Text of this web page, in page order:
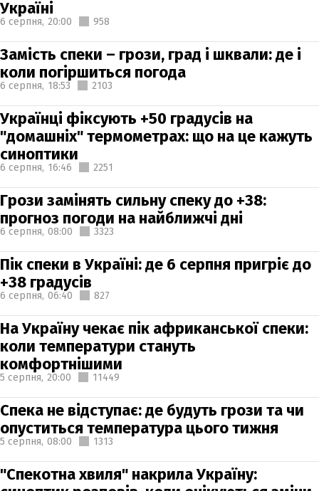
Україні
6 серпня, 20:00 958
Замість спеки – грози, град і шквали: де і
коли погіршиться погода
6 серпня, 18:53 2103
Українці фіксують +50 градусів на
"домашніх" термометрах: що на це кажуть
синоптики
6 серпня, 16:46 2251
Грози замінять сильну спеку до +38:
прогноз погоди на найближчі дні
6 серпня, 08:00 3323
Пік спеки в Україні: де 6 серпня пригріє до
+38 градусів
6 серпня, 06:40 827
На Україну чекає пік африканської спеки:
коли температури стануть
комфортнішими
5 серпня, 20:00 11449
Спека не відступає: де будуть грози та чи
опуститься температура цього тижня
5 серпня, 08:00 1313
"Спекотна хвиля" накрила Україну: